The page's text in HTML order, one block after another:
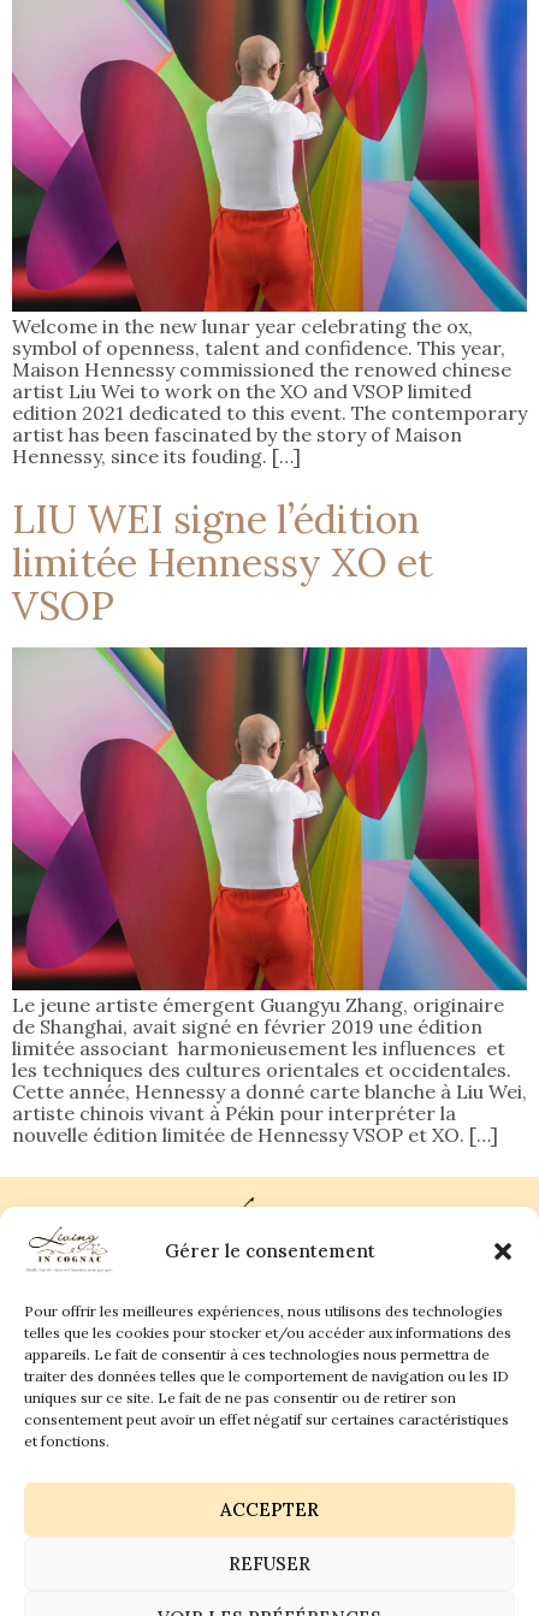
Gérer le consentement
Pour offrir les meilleures expériences, nous utilisons des technologies
telles que les cookies pour stocker et/ou accéder aux informations des
appareils. Le fait de consentir à ces technologies nous permettra de
traiter des données telles que le comportement de navigation ou les ID
uniques sur ce site. Le fait de ne pas consentir ou de retirer son
consentement peut avoir un effet négatif sur certaines caractéristiques
et fonctions.
ACCEPTER
REFUSER
Welcome in the new lunar year celebrating the ox,
symbol of openness, talent and confidence. This year,
Maison Hennessy commissioned the renowed chinese
artist Liu Wei to work on the XO and VSOP limited
edition 2021 dedicated to this event. The contemporary
artist has been fascinated by the story of Maison
Hennessy, since its fouding. […]
LIU WEI signe l’édition
limitée Hennessy XO et
VSOP
Le jeune artiste émergent Guangyu Zhang, originaire
de Shanghai, avait signé en février 2019 une édition
limitée associant harmonieusement les influences et
les techniques des cultures orientales et occidentales.
Cette année, Hennessy a donné carte blanche à Liu Wei,
artiste chinois vivant à Pékin pour interpréter la
nouvelle édition limitée de Hennessy VSOP et XO. […]
Plan du site
Living in Cognac Land
La vigne & Le verre
Newsletter
Dégustation sensorielle & Écriture
Contact
anne@livingincognac.com